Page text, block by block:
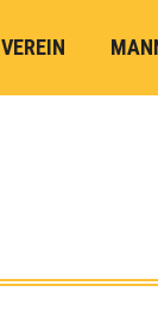
VEREIN